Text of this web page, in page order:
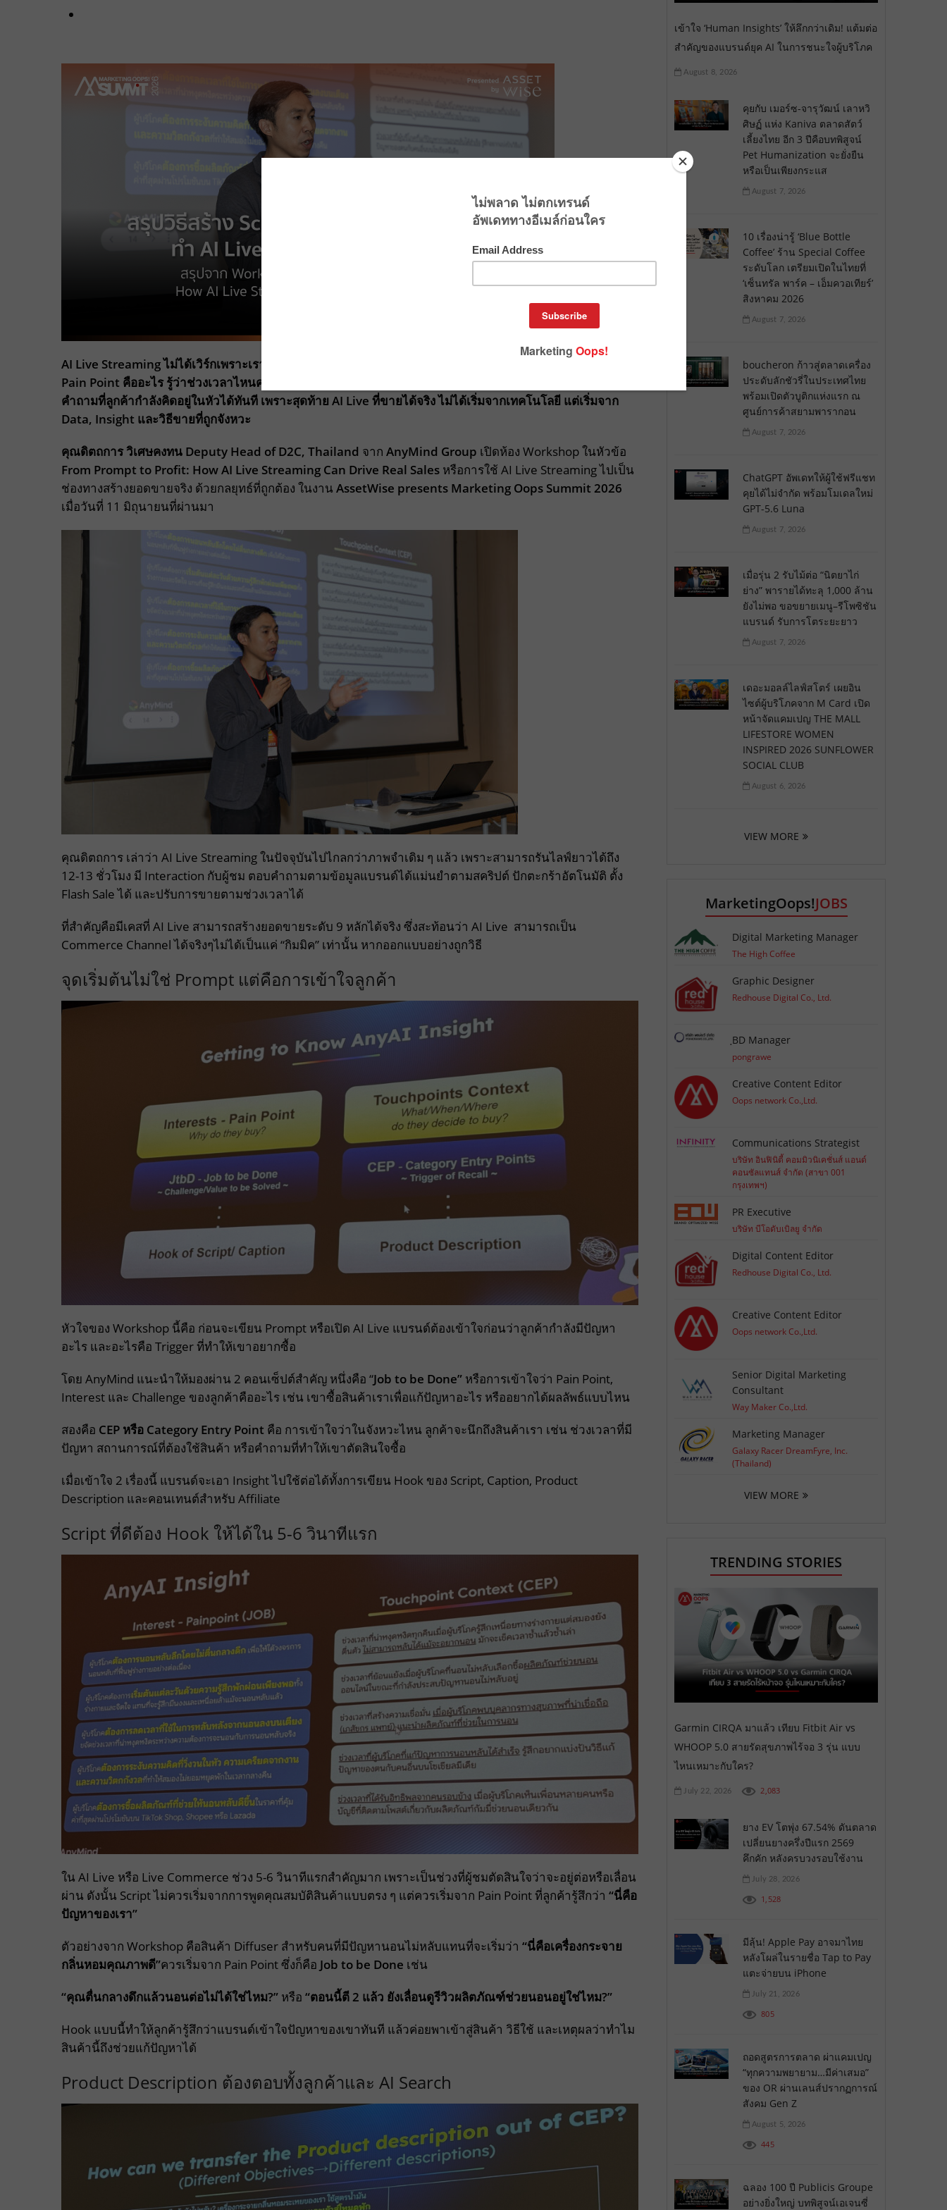
AI Live Streaming ไม่ได้เวิร์กเพราะเราเอา AI มายืนขายของแทนคน แต่เวิร์กเมื่อแบรนด์เข้าใจลูกค้าจริง รู้ว่า
Pain Point คืออะไร รู้ว่าช่วงเวลาไหนควรใช้คนหรือ AI และออกแบบ Script กับ Product Description ให้ตอบ
คำถามที่ลูกค้ากำลังคิดอยู่ในหัวได้ทันที เพราะสุดท้าย AI Live ที่ขายได้จริง ไม่ได้เริ่มจากเทคโนโลยี แต่เริ่มจาก
Data, Insight และวิธีขายที่ถูกจังหวะ
คุณดิตถการ วิเศษคงทน Deputy Head of D2C, Thailand จาก AnyMind Group เปิดห้อง Workshop ในหัวข้อ
From Prompt to Profit: How AI Live Streaming Can Drive Real Sales หรือการใช้ AI Live Streaming ไปเป็น
ช่องทางสร้างยอดขายจริง ด้วยกลยุทธ์ที่ถูกต้อง ในงาน AssetWise presents Marketing Oops Summit 2026
เมื่อวันที่ 11 มิถุนายนที่ผ่านมา
คุณดิตถการ เล่าว่า AI Live Streaming ในปัจจุบันไปไกลกว่าภาพจำเดิม ๆ แล้ว เพราะสามารถรันไลฟ์ยาวได้ถึง
12-13 ชั่วโมง มี Interaction กับผู้ชม ตอบคำถามตามข้อมูลแบรนด์ได้แม่นยำตามสคริปต์ ปักตะกร้าอัตโนมัติ ตั้ง
Flash Sale ได้ และปรับการขายตามช่วงเวลาได้
ที่สำคัญคือมีเคสที่ AI Live สามารถสร้างยอดขายระดับ 9 หลักได้จริง ซึ่งสะท้อนว่า AI Live สามารถเป็น
Commerce Channel ได้จริงๆไม่ได้เป็นแค่ “กิมมิค” เท่านั้น หากออกแบบอย่างถูกวิธี
จุดเริ่มต้นไม่ใช่ Prompt แต่คือการเข้าใจลูกค้า
หัวใจของ Workshop นี้คือ ก่อนจะเขียน Prompt หรือเปิด AI Live แบรนด์ต้องเข้าใจก่อนว่าลูกค้ากำลังมีปัญหา
อะไร และอะไรคือ Trigger ที่ทำให้เขาอยากซื้อ
โดย AnyMind แนะนำให้มองผ่าน 2 คอนเซ็ปต์สำคัญ หนึ่งคือ “Job to be Done” หรือการเข้าใจว่า Pain Point,
Interest และ Challenge ของลูกค้าคืออะไร เช่น เขาซื้อสินค้าเราเพื่อแก้ปัญหาอะไร หรืออยากได้ผลลัพธ์แบบไหน
สองคือ CEP หรือ Category Entry Point คือ การเข้าใจว่าในจังหวะไหน ลูกค้าจะนึกถึงสินค้าเรา เช่น ช่วงเวลาที่มี
ปัญหา สถานการณ์ที่ต้องใช้สินค้า หรือคำถามที่ทำให้เขาตัดสินใจซื้อ
เมื่อเข้าใจ 2 เรื่องนี้ แบรนด์จะเอา Insight ไปใช้ต่อได้ทั้งการเขียน Hook ของ Script, Caption, Product
Description และคอนเทนต์สำหรับ Affiliate
Script ที่ดีต้อง Hook ให้ได้ใน 5-6 วินาทีแรก
ใน AI Live หรือ Live Commerce ช่วง 5-6 วินาทีแรกสำคัญมาก เพราะเป็นช่วงที่ผู้ชมตัดสินใจว่าจะอยู่ต่อหรือเลื่อน
ผ่าน ดังนั้น Script ไม่ควรเริ่มจากการพูดคุณสมบัติสินค้าแบบตรง ๆ แต่ควรเริ่มจาก Pain Point ที่ลูกค้ารู้สึกว่า “นี่คือ
ปัญหาของเรา”
ตัวอย่างจาก Workshop คือสินค้า Diffuser สำหรับคนที่มีปัญหานอนไม่หลับแทนที่จะเริ่มว่า “นี่คือเครื่องกระจาย
กลิ่นหอมคุณภาพดี”ควรเริ่มจาก Pain Point ซึ่งก็คือ Job to be Done เช่น
“คุณตื่นกลางดึกแล้วนอนต่อไม่ได้ใช่ไหม?” หรือ “ตอนนี้ตี 2 แล้ว ยังเลื่อนดูรีวิวผลิตภัณฑ์ช่วยนอนอยู่ใช่ไหม?”
Hook แบบนี้ทำให้ลูกค้ารู้สึกว่าแบรนด์เข้าใจปัญหาของเขาทันที แล้วค่อยพาเข้าสู่สินค้า วิธีใช้ และเหตุผลว่าทำไม
สินค้านี้ถึงช่วยแก้ปัญหาได้
Product Description ต้องตอบทั้งลูกค้าและ AI Search
เข้าใจ ‘Human Insights’ ให้ลึกกว่าเดิม! แต้มต่อ
สำคัญของแบรนด์ยุค AI ในการชนะใจผู้บริโภค
August 8, 2026
คุยกับ เมอร์ซ-จารุวัฒน์ เลาหวิ
ศิษฏ์ แห่ง Kaniva ตลาดสัตว์
เลี้ยงไทย อีก 3 ปีคือบทพิสูจน์
Pet Humanization จะยั่งยืน
หรือเป็นเพียงกระแส
August 7, 2026
10 เรื่องน่ารู้ ‘Blue Bottle
Coffee’ ร้าน Special Coffee
ระดับโลก เตรียมเปิดในไทยที่
‘เซ็นทรัล พาร์ค – เอ็มควอเทียร์’
สิงหาคม 2026
August 7, 2026
boucheron ก้าวสู่ตลาดเครื่อง
ประดับลักชัวรี่ในประเทศไทย
พร้อมเปิดตัวบูติกแห่งแรก ณ
ศูนย์การค้าสยามพารากอน
August 7, 2026
ChatGPT อัพเดทให้ผู้ใช้ฟรีแชท
คุยได้ไม่จำกัด พร้อมโมเดลใหม่
GPT-5.6 Luna
August 7, 2026
เมื่อรุ่น 2 รับไม้ต่อ “นิตยาไก่
ย่าง” พารายได้ทะลุ 1,000 ล้าน
ยังไม่พอ ขอขยายเมนู–รีโพซิชัน
แบรนด์ รับการโตระยะยาว
August 7, 2026
เดอะมอลล์ไลฟ์สโตร์ เผยอิน
ไซต์ผู้บริโภคจาก M Card เปิด
หน้าจัดแคมเปญ THE MALL
LIFESTORE WOMEN
INSPIRED 2026 SUNFLOWER
SOCIAL CLUB
August 6, 2026
VIEW MORE
MarketingOops!JOBS
Digital Marketing Manager
The High Coffee
Graphic Designer
Redhouse Digital Co., Ltd.
ฺBD Manager
pongrawe
Creative Content Editor
Oops network Co.,Ltd.
Communications Strategist
บริษัท อินฟินิตี้ คอมมิวนิเคชั่นส์ แอนด์
คอนซัลแทนส์ จำกัด (สาขา 001
กรุงเทพฯ)
PR Executive
บริษัท บีโอดับเบิลยู จำกัด
Digital Content Editor
Redhouse Digital Co., Ltd.
Creative Content Editor
Oops network Co.,Ltd.
Senior Digital Marketing
Consultant
Way Maker Co.,Ltd.
Marketing Manager
Galaxy Racer DreamFyre, Inc.
(Thailand)
VIEW MORE
TRENDING STORIES
Garmin CIRQA มาแล้ว เทียบ Fitbit Air vs
WHOOP 5.0 สายรัดสุขภาพไร้จอ 3 รุ่น แบบ
ไหนเหมาะกับใคร?
July 22, 2026 2,083
ยาง EV โตพุ่ง 67.54% ดันตลาด
เปลี่ยนยางครึ่งปีแรก 2569
คึกคัก หลังครบวงรอบใช้งาน
July 28, 2026
1,528
มีลุ้น! Apple Pay อาจมาไทย
หลังโผล่ในรายชื่อ Tap to Pay
แตะจ่ายบน iPhone
July 21, 2026
805
ถอดสูตรการตลาด ผ่าแคมเปญ
“ทุกความพยายาม…มีค่าเสมอ”
ของ OR ผ่านเลนส์ปรากฏการณ์
สังคม Gen Z
August 5, 2026
445
ฉลอง 100 ปี Publicis Groupe
อย่างยิ่งใหญ่ บทพิสูจน์เอเจนซี่